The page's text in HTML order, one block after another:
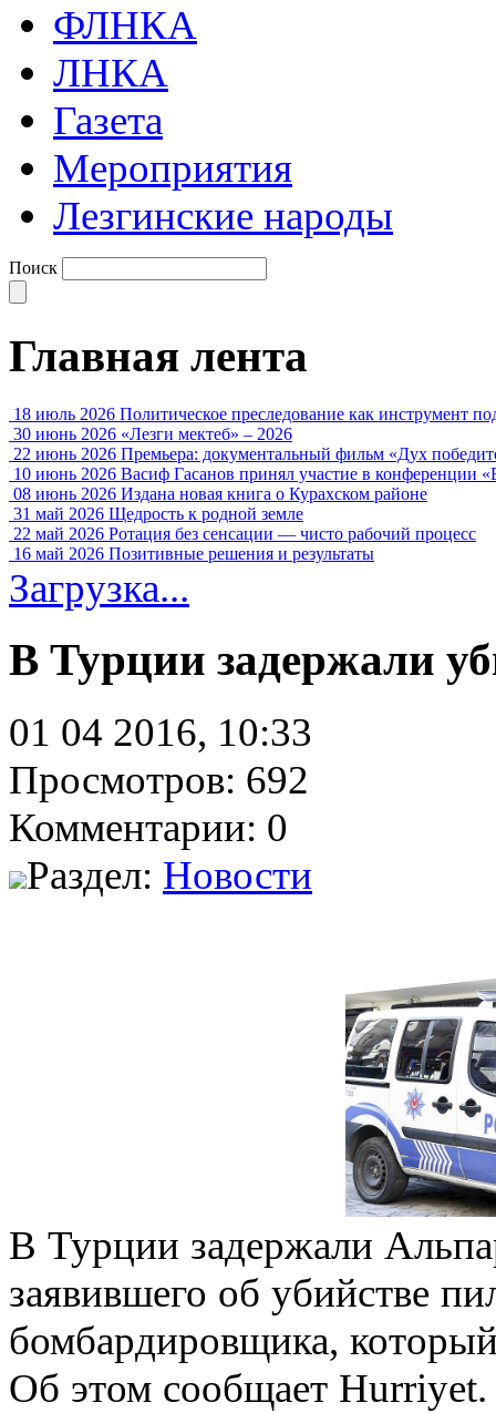
ФЛНКА
ЛНКА
Газета
Мероприятия
Лезгинские народы
Поиск
Главная лента
18 июль 2026 Политическое преследование как инструмент
30 июнь 2026 «Лезги мектеб» – 2026
22 июнь 2026 Премьера: документальный фильм «Дух
10 июнь 2026 Васиф Гасанов принял участие в конференции
08 июнь 2026 Издана новая книга о Курахском районе
31 май 2026 Щедрость к родной земле
22 май 2026 Ротация без сенсации — чисто рабочий процесс
16 май 2026 Позитивные решения и результаты
Загрузка...
В Турции задержали
01 04 2016, 10:33
Просмотров: 692
Комментарии: 0
Раздел: Новости
В Турции задержали
заявившего об убийстве
бомбардировщика,
Об этом сообщает Hurriyet.